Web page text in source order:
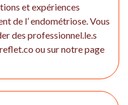
et expériences
de l’ endométriose. Vous
des professionnel.le.s
ou sur notre page